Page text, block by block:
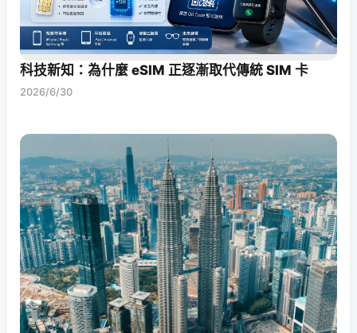
科技新知：為什麼 eSIM 正逐漸取代傳統 SIM 卡
2026/6/30